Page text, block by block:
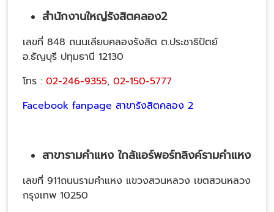
สำนักงานใหญ่รังสิตคลอง2
เลขที่ 848 ถนนเลียบคลองรังสิต ต.ประชาธิปัตย์
อ.ธัญบุรี ปทุมธานี 12130
โทร : 02-246-9355, 02-150-5777
Facebook fanpage สาขารังสิตคลอง 2
สาขารามคำแหง ใกล้แอร์พอร์ทลิงค์รามคำแหง
เลขที่ 911ถนนรามคำแหง แขวงสวนหลวง เขตสวนหลวง
กรุงเทพ 10250